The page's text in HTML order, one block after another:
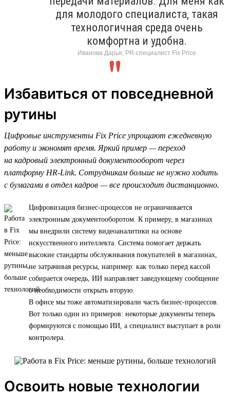
для молодого специалиста, такая
технологичная среда очень
комфортна и удобна.
Иванова Дарья, PR-специалист Fix Price
Избавиться от повседневной
рутины
Цифровые инструменты Fix Price упрощают ежедневную
работу и экономят время. Яркий пример — переход
на кадровый электронный документооборот через
платформу HR-Link. Сотрудникам больше не нужно ходить
с бумагами в отдел кадров — все происходит дистанционно.
Цифровизация бизнес-процессов не ограничивается
электронным документооборотом. К примеру, в магазинах
мы внедрили систему видеоаналитики на основе
искусственного интеллекта. Система помогает держать
высокие стандарты обслуживания покупателей в магазинах,
не затрачивая ресурсы, например: как только перед кассой
собирается очередь, ИИ направляет заведующему сообщение
о необходимости открыть вторую.
В офисе мы тоже автоматизировали часть бизнес-процессов.
Вот только один из примеров: некоторые документы теперь
формируются с помощью ИИ, а специалист выступает в роли
контролера.
Освоить новые технологии